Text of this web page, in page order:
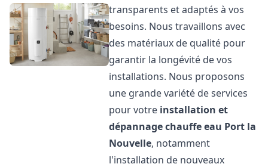
transparents et adaptés à vos
besoins. Nous travaillons avec
des matériaux de qualité pour
garantir la longévité de vos
installations. Nous proposons
une grande variété de services
pour votre installation et
dépannage chauffe eau Port la
Nouvelle, notamment
l'installation de nouveaux